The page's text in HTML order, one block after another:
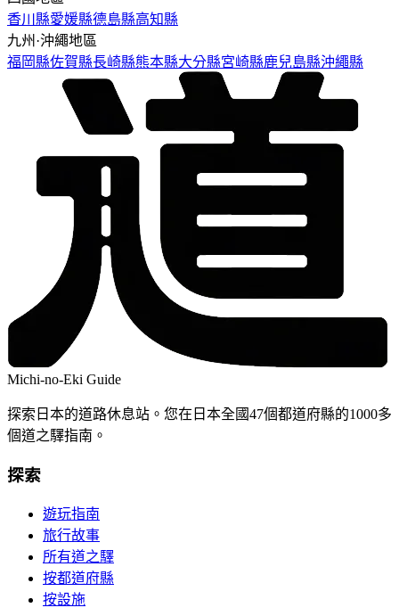
香川縣愛媛縣德島縣高知縣
九州·沖繩地區
福岡縣佐賀縣長崎縣熊本縣大分縣宮崎縣鹿兒島縣沖繩縣
Michi-no-Eki Guide
探索日本的道路休息站。您在日本全國47個都道府縣的1000多
個道之驛指南。
探索
遊玩指南
旅行故事
所有道之驛
按都道府縣
按設施